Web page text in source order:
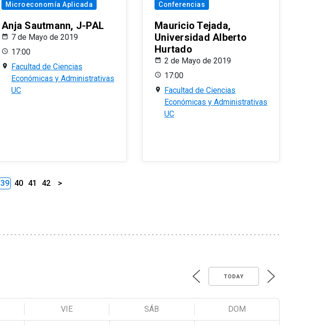
Microeconomía Aplicada
Anja Sautmann, J-PAL
7 de Mayo de 2019
17:00
Facultad de Ciencias
Económicas y Administrativas
UC
Conferencias
Mauricio Tejada,
Universidad Alberto
Hurtado
2 de Mayo de 2019
17:00
Facultad de Ciencias
Económicas y Administrativas
UC
39 40 41 42 >
TODAY
VIE SÁB DOM